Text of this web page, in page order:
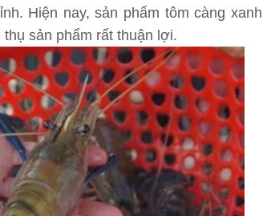
Hiện nay, sản phẩm tôm càng xanh
sản phẩm rất thuận lợi.